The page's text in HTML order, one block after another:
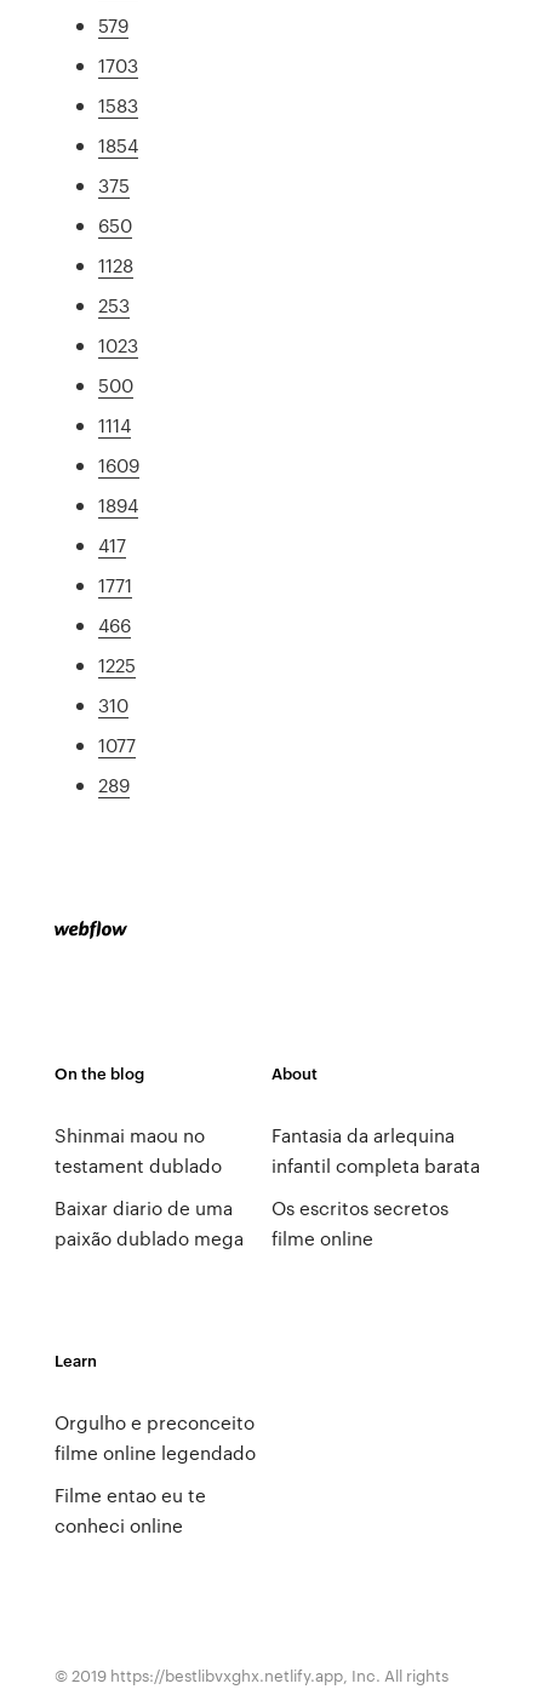
579
1703
1583
1854
375
650
1128
253
1023
500
1114
1609
1894
417
1771
466
1225
310
1077
289
On the blog
Shinmai maou no
testament dublado
Baixar diario de uma
paixão dublado mega
About
Fantasia da arlequina
infantil completa barata
Os escritos secretos
filme online
Learn
Orgulho e preconceito
filme online legendado
Filme entao eu te
conheci online
© 2019 https://bestlibvxghx.netlify.app, Inc. All rights